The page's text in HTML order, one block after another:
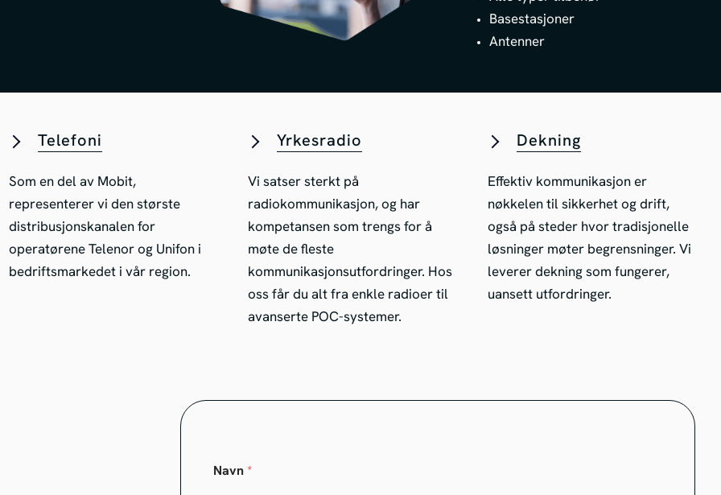
Basestasjoner
Antenner
Telefoni
Som en del av Mobit,
representerer vi den største
distribusjonskanalen for
operatørene Telenor og Unifon i
bedriftsmarkedet i vår region.
Yrkesradio
Vi satser sterkt på
radiokommunikasjon, og har
kompetansen som trengs for å
møte de fleste
kommunikasjonsutfordringer. Hos
oss får du alt fra enkle radioer til
avanserte POC-systemer.
Dekning
Effektiv kommunikasjon er
nøkkelen til sikkerhet og drift,
også på steder hvor tradisjonelle
løsninger møter begrensninger. Vi
leverer dekning som fungerer,
uansett utfordringer.
Navn *